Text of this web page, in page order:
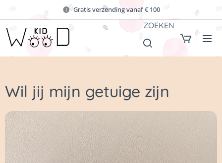
Gratis verzending vanaf € 100
ZOEKEN
Wil jij mijn getuige zijn